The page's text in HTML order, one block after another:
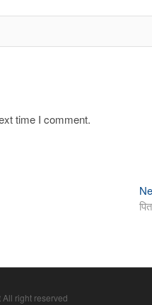
time I comment.
right reserved